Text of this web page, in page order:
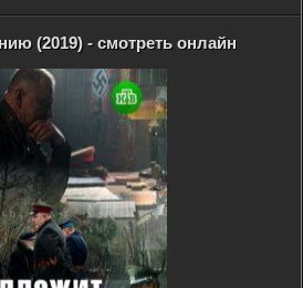
(2019) - смотреть онлайн